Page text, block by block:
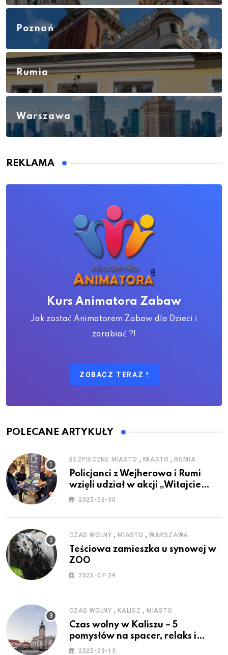
Poznań
Rumia
Warszawa
REKLAMA
Kurs Animatora Zabaw
Jak zostać Animatorem Zabaw dla Dzieci i
zarabiać ?!
ZOBACZ TERAZ !
POLECANE ARTYKUŁY
BEZPIECZNE MIASTO , MIASTO ,RUMIA
Policjanci z Wejherowa i Rumi
wzięli udział w akcji „Witajcie
Wakacje”
2025-06-30
CZAS WOLNY , MIASTO , WARSZAWA
Teściowa zamieszka u synowej w
ZOO
2025-07-29
CZAS WOLNY , KALISZ , MIASTO
Czas wolny w Kaliszu – 5
pomysłów na spacer, relaks i
rodzinne atrakcje
2025-03-13